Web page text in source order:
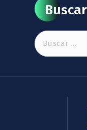
Buscar
Buscar: